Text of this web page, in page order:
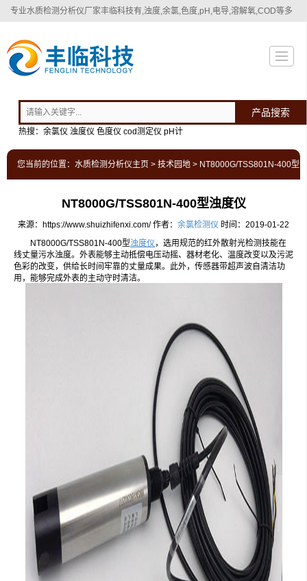
专业水质检测分析仪厂家丰临科技有,浊度,余氯,色度,pH,电导,溶解氧,COD等多
产品搜索
热搜：余氯仪 浊度仪 色度仪 cod测定仪 pH计
您当前的位置： 水质检测分析仪主页 > 技术园地 > NT8000G/TSS801N-400型
NT8000G/TSS801N-400型浊度仪
来源：https://www.shuizhifenxi.com/ 作者： 余氯检测仪 时间：2019-01-22
NT8000G/TSS801N-400型浊度仪 ，选用规范的红外散射光检测技能在
线丈量污水浊度。外表能够主动抵偿电压动摇、器材老化、温度改变以及污泥
色彩的改变，供给长时间牢靠的丈量成果。此外，传感器带超声波自清洁功
用，能够完成外表的主动守时清洁。